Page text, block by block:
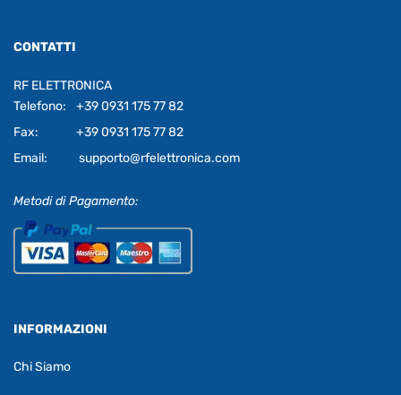
CONTATTI
RF ELETTRONICA
Telefono:
+39 0931 175 77 82
Fax:
+39 0931 175 77 82
Email:
supporto@rfelettronica.com
Metodi di Pagamento:
INFORMAZIONI
Chi Siamo